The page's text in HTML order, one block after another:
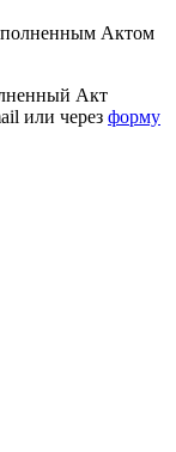
Актом
Акт
или через форму